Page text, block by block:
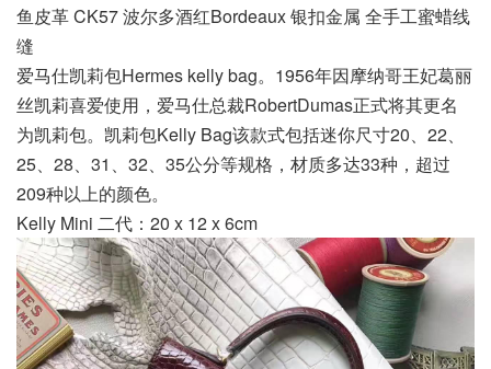
鱼皮革 CK57 波尔多酒红Bordeaux 银扣金属 全手工蜜蜡线
缝
爱马仕凯莉包Hermes kelly bag。1956年因摩纳哥王妃葛丽
丝凯莉喜爱使用，爱马仕总裁RobertDumas正式将其更名
为凯莉包。凯莉包Kelly Bag该款式包括迷你尺寸20、22、
25、28、31、32、35公分等规格，材质多达33种，超过
209种以上的颜色。
Kelly Mini 二代：20 x 12 x 6cm